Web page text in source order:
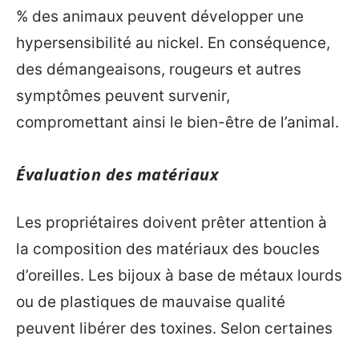
% des animaux peuvent développer une
hypersensibilité au nickel. En conséquence,
des démangeaisons, rougeurs et autres
symptômes peuvent survenir,
compromettant ainsi le bien-être de l’animal.
Évaluation des matériaux
Les propriétaires doivent prêter attention à
la composition des matériaux des boucles
d’oreilles. Les bijoux à base de métaux lourds
ou de plastiques de mauvaise qualité
peuvent libérer des toxines. Selon certaines